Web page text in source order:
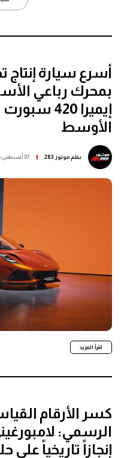
أسرع سيارة إنتاج
بمحرك رباعي
إيميرا
الأوسط
بقلمموتور 283 07 أغسطس 2026
اقرأ المزيد
كسر الأرقام
إنجازاً تاريخياً على